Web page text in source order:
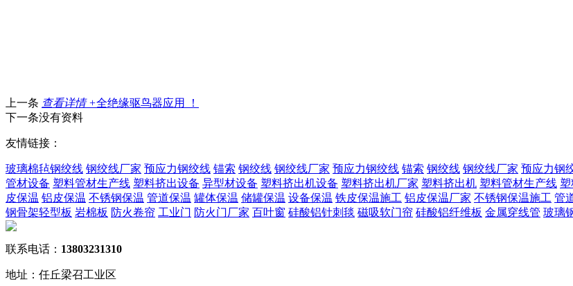
上一条 查看详情 +全绝缘驱鸟器应用 ！
下一条没有资料
友情链接：
玻璃棉毡钢绞线 钢绞线厂家 预应力钢绞线 锚索 钢绞线 钢绞线厂家 预应力钢绞线 锚索 钢绞线 钢绞线厂家 预应力钢
管材设备 塑料管材生产线 塑料挤出设备 异型材设备 塑料挤出机设备 塑料挤出机厂家 塑料挤出机 塑料管材生产线
皮保温 铝皮保温 不锈钢保温 管道保温 罐体保温 储罐保温 设备保温 铁皮保温施工 铝皮保温厂家 不锈钢保温施工 管
钢骨架轻型板 岩棉板 防火卷帘 工业门 防火门厂家 百叶窗 硅酸铝针刺毯 磁吸软门帘 硅酸铝纤维板 金属穿线管 玻璃
联系电话： 13803231310
地址：任丘梁召工业区